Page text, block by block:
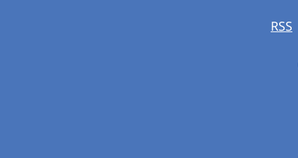
RSS